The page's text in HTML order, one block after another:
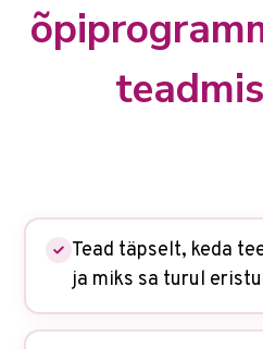
Tead täpselt, keda
ja miks sa turul